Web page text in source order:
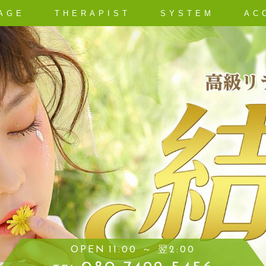
THERAPIST SYSTEM
OPEN 11:00 ～ 翌2:00